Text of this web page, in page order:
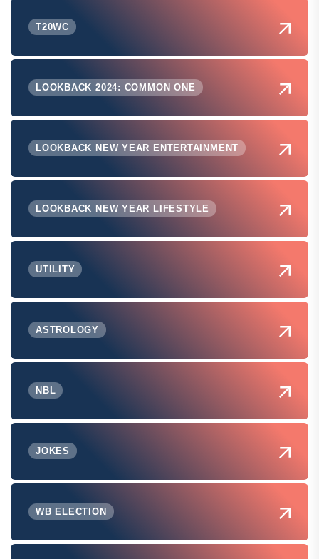
T20WC
LOOKBACK 2024: COMMON ONE
LOOKBACK NEW YEAR ENTERTAINMENT
LOOKBACK NEW YEAR LIFESTYLE
UTILITY
ASTROLOGY
NBL
JOKES
WB ELECTION